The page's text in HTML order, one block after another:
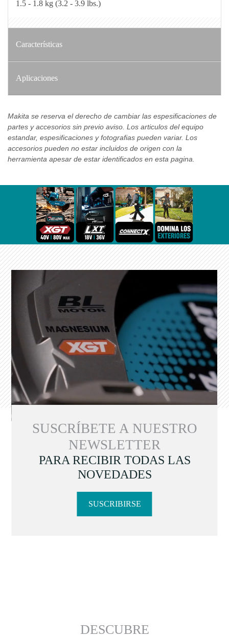
1.5 - 1.8 kg (3.2 - 3.9 lbs.)
Características
Aplicaciones
Makita se reserva el derecho de cambiar las espesificaciones de
partes y accesorios sin previo aviso. Los articulos del equipo
estandar, espesificaciones y fotografias pueden variar. Los
accesorios pueden no estar incluidos de origen con la
herramienta apesar de estar identificados en esta pagina.
SUSCRÍBETE A NUESTRO
NEWSLETTER
PARA RECIBIR TODAS LAS
NOVEDADES
SUSCRIBIRSE
DESCUBRE